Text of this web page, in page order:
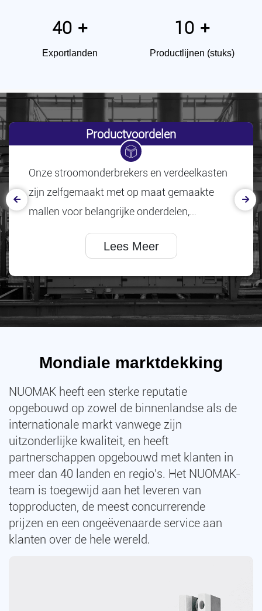
40 +
Exportlanden
10 +
Productlijnen (stuks)
ONZE KRACHTEN
Dienstverplichting
Met professionele R&D- en after-salesteams
bieden we voortdurende technische
ondersteuning en snelle responsservice om
een ​​efficiënte en veilige werking van het
product te garanderen.
Lees Meer
Mondiale marktdekking
NUOMAK heeft een sterke reputatie
opgebouwd op zowel de binnenlandse als de
internationale markt vanwege zijn
uitzonderlijke kwaliteit, en heeft
partnerschappen opgebouwd met klanten in
meer dan 40 landen en regio's. Het NUOMAK-
team is toegewijd aan het leveren van
topproducten, de meest concurrerende
prijzen en een ongeëvenaarde service aan
klanten over de hele wereld.